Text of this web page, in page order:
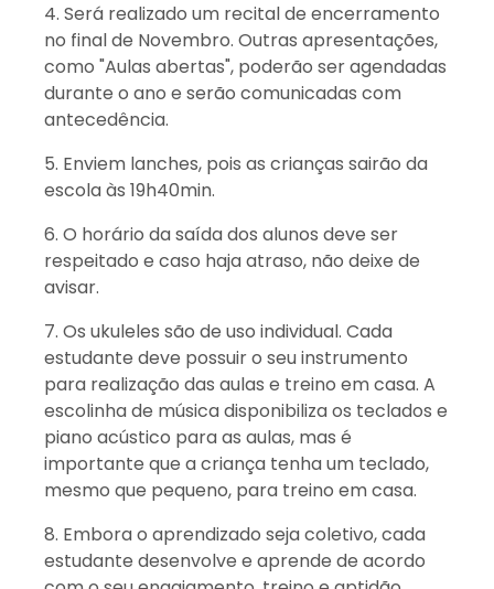
4. Será realizado um recital de encerramento
no final de Novembro. Outras apresentações,
como "Aulas abertas", poderão ser agendadas
durante o ano e serão comunicadas com
antecedência.
5. Enviem lanches, pois as crianças sairão da
escola às 19h40min.
6. O horário da saída dos alunos deve ser
respeitado e caso haja atraso, não deixe de
avisar.
7. Os ukuleles são de uso individual. Cada
estudante deve possuir o seu instrumento
para realização das aulas e treino em casa. A
escolinha de música disponibiliza os teclados e
piano acústico para as aulas, mas é
importante que a criança tenha um teclado,
mesmo que pequeno, para treino em casa.
8. Embora o aprendizado seja coletivo, cada
estudante desenvolve e aprende de acordo